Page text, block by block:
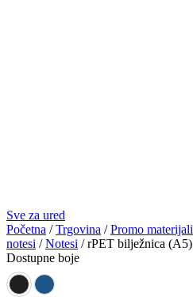
Sve za ured
Početna /Trgovina /Promo materijali
notesi /Notesi / rPET bilježnica
Dostupne boje